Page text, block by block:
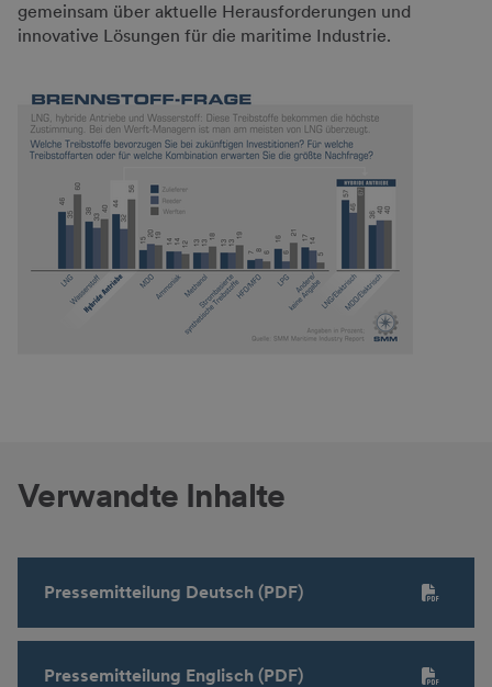
gemeinsam über aktuelle Herausforderungen und
innovative Lösungen für die maritime Industrie.
Verwandte Inhalte
Pressemitteilung Deutsch (PDF)
Pressemitteilung Englisch (PDF)